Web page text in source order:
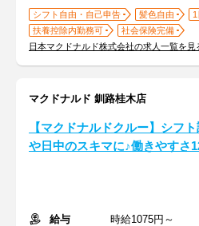
シフト自由・自己申告 髪色自由
扶養控除内勤務可
社会保険完備
日本マクドナルド株式会社の求人一覧を見
マクドナルド 釧路桂木店
【マクドナルドクルー】シフ
や日中のスキマに♪働きやすさ
給与
時給1075円～